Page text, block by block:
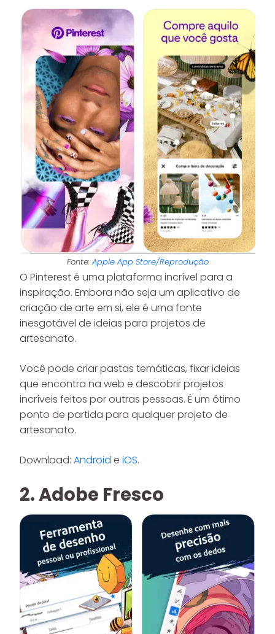
Fonte: Apple App Store/Reprodução
O Pinterest é uma plataforma incrível para a
inspiração. Embora não seja um aplicativo de
criação de arte em si, ele é uma fonte
inesgotável de ideias para projetos de
artesanato.
Você pode criar pastas temáticas, fixar ideias
que encontra na web e descobrir projetos
incríveis feitos por outras pessoas. É um ótimo
ponto de partida para qualquer projeto de
artesanato.
Download: Android e iOS.
2. Adobe Fresco